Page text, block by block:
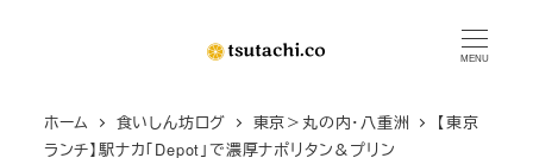
MENU
ホーム 食いしん坊ログ 東京＞丸の内・八重洲
【東京
ランチ】駅ナカ「Depot」で濃厚ナポリタン＆プリン